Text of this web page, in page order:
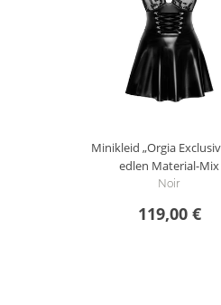
Minikleid „Orgia
edlen Material-Mix
Noir
119,00 €